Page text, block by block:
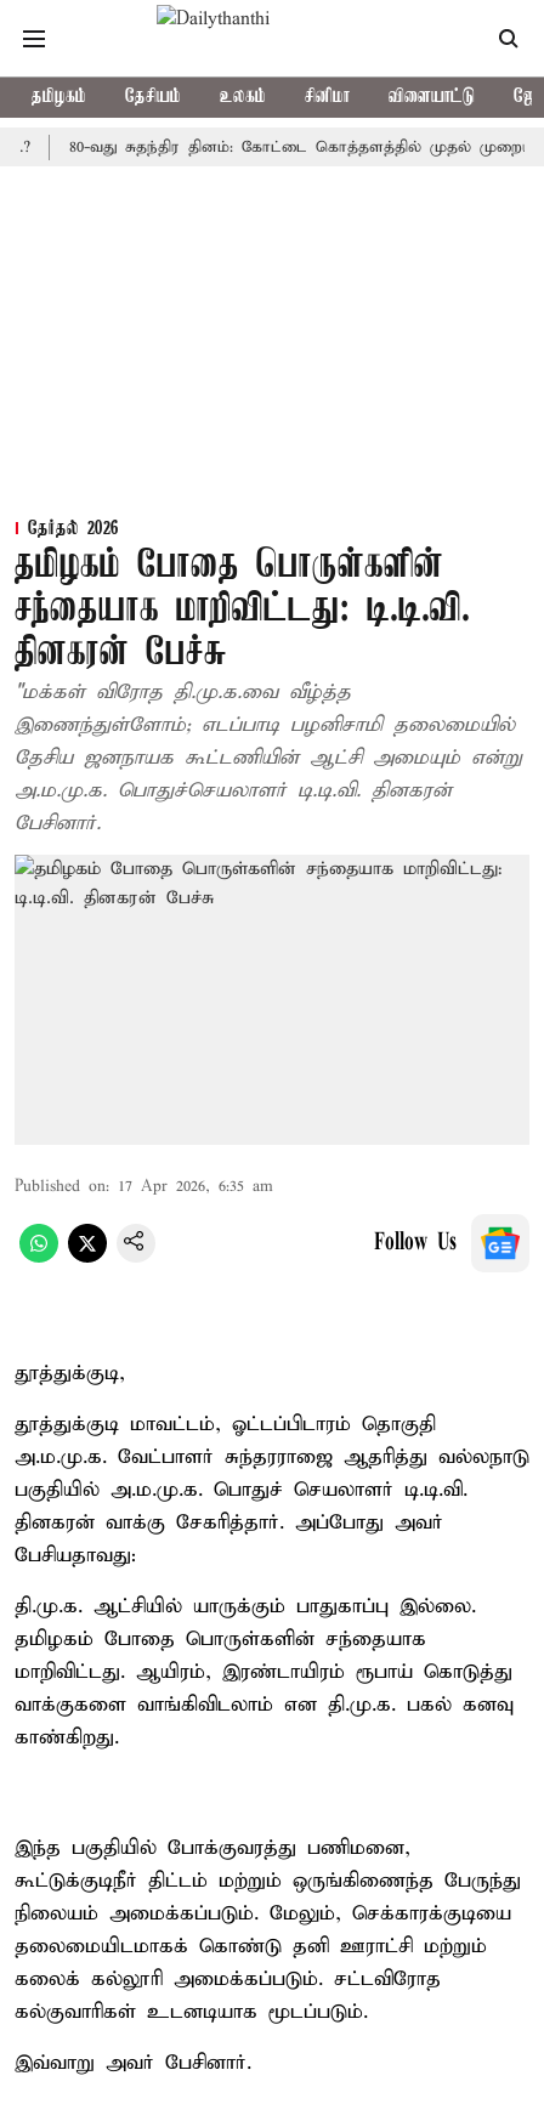
தமிழகம் தேசியம் உலகம் சினிமா விளையாட்டு
80-வது சுதந்திர தினம்: கோட்டை கொத்தளத்தில் முதல் முறையாக
தேர்தல் 2026
தமிழகம் போதை பொருள்களின்
சந்தையாக மாறிவிட்டது: டி.டி.வி.
தினகரன் பேச்சு
"மக்கள் விரோத தி.மு.க.வை வீழ்த்த
இணைந்துள்ளோம்; எடப்பாடி பழனிசாமி தலைமையில்
தேசிய ஜனநாயக கூட்டணியின் ஆட்சி அமையும் என்று
அ.ம.மு.க. பொதுச்செயலாளர் டி.டி.வி. தினகரன்
பேசினார்.
Published on: 17 Apr 2026, 6:35 am
Follow Us
தூத்துக்குடி,
தூத்துக்குடி மாவட்டம், ஓட்டப்பிடாரம் தொகுதி
அ.ம.மு.க. வேட்பாளர் சுந்தரராஜை ஆதரித்து வல்லநாடு
பகுதியில் அ.ம.மு.க. பொதுச் செயலாளர் டி.டி.வி.
தினகரன் வாக்கு சேகரித்தார். அப்போது அவர்
பேசியதாவது:
தி.மு.க. ஆட்சியில் யாருக்கும் பாதுகாப்பு இல்லை.
தமிழகம் போதை பொருள்களின் சந்தையாக
மாறிவிட்டது. ஆயிரம், இரண்டாயிரம் ரூபாய் கொடுத்து
வாக்குகளை வாங்கிவிடலாம் என தி.மு.க. பகல் கனவு
காண்கிறது.
இந்த பகுதியில் போக்குவரத்து பணிமனை,
கூட்டுக்குடிநீர் திட்டம் மற்றும் ஒருங்கிணைந்த பேருந்து
நிலையம் அமைக்கப்படும். மேலும், செக்காரக்குடியை
தலைமையிடமாகக் கொண்டு தனி ஊராட்சி மற்றும்
கலைக் கல்லூரி அமைக்கப்படும். சட்டவிரோத
கல்குவாரிகள் உடனடியாக மூடப்படும்.
இவ்வாறு அவர் பேசினார்.